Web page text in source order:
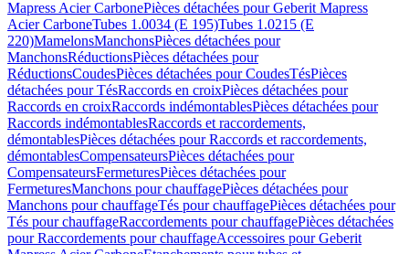
Mapress Acier CarbonePièces détachées pour Geberit Mapress
Acier CarboneTubes 1.0034 (E 195)Tubes 1.0215 (E
220)MamelonsManchonsPièces détachées pour
ManchonsRéductionsPièces détachées pour
RéductionsCoudesPièces détachées pour CoudesTésPièces
détachées pour TésRaccords en croixPièces détachées pour
Raccords en croixRaccords indémontablesPièces détachées pour
Raccords indémontablesRaccords et raccordements,
démontablesPièces détachées pour Raccords et raccordements,
démontablesCompensateursPièces détachées pour
CompensateursFermeturesPièces détachées pour
FermeturesManchons pour chauffagePièces détachées pour
Manchons pour chauffageTés pour chauffagePièces détachées pour
Tés pour chauffageRaccordements pour chauffagePièces détachées
pour Raccordements pour chauffageAccessoires pour Geberit